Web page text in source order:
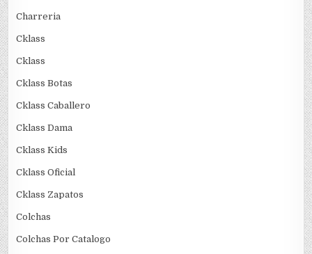
Charreria
Cklass
Cklass
Cklass Botas
Cklass Caballero
Cklass Dama
Cklass Kids
Cklass Oficial
Cklass Zapatos
Colchas
Colchas Por Catalogo